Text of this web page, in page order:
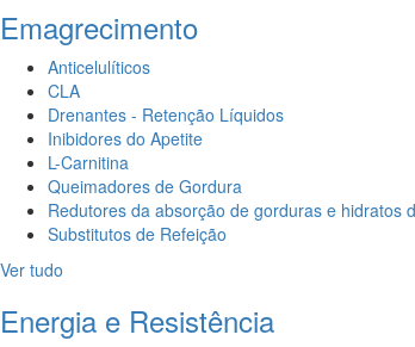
Emagrecimento
Anticelulíticos
CLA
Drenantes - Retenção Líquidos
Inibidores do Apetite
L-Carnitina
Queimadores de Gordura
Redutores da absorção de gorduras e hidratos
Substitutos de Refeição
Ver tudo
Energia e Resistência